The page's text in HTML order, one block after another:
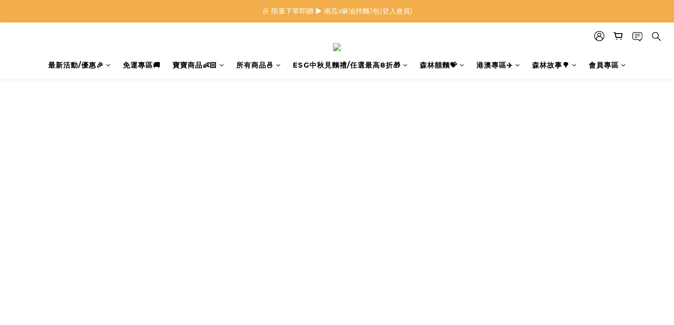
🍜 限量下單即贈 ▶︎ 南瓜x麻油拌麵1包(登入會員)
🍜 限量下單即贈 ▶︎ 南瓜x麻油拌麵1包(登入會員)
最新活動/優惠🎉 免運專區🚚 寶寶商品👶🏻 所有商品🍜 ESG中秋見麵禮/任選最高8折🎁 森林囍麵💝 港澳專區✈️ 森林故事🌳 會員專區